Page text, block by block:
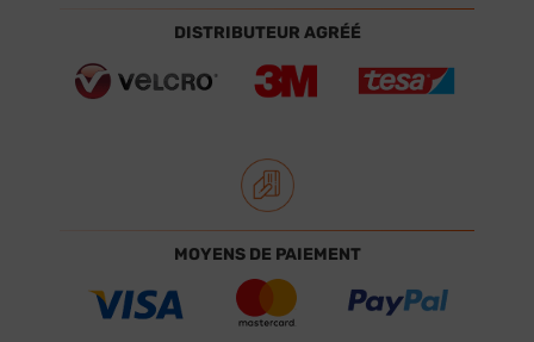
DISTRIBUTEUR AGRÉÉ
MOYENS DE PAIEMENT